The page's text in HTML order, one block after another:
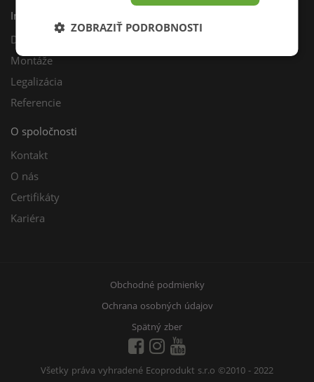
Inštalácie
Dotácie
Montáže
Legalizácia
Referencie
O spoločnosti
Kontakt
O nás
Certifikáty
Kariéra
Obchodné podmienky
Ochrana osobných údajov
Spätný zber
Všetky práva vyhradené Ecoprodukt s.r.o ©2010 - 2022
ZOBRAZIŤ PODROBNOSTI